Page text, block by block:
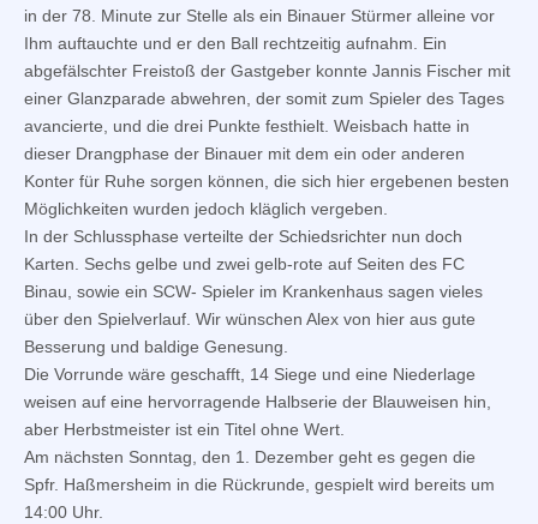
in der 78. Minute zur Stelle als ein Binauer Stürmer alleine vor
Ihm auftauchte und er den Ball rechtzeitig aufnahm. Ein
abgefälschter Freistoß der Gastgeber konnte Jannis Fischer mit
einer Glanzparade abwehren, der somit zum Spieler des Tages
avancierte, und die drei Punkte festhielt. Weisbach hatte in
dieser Drangphase der Binauer mit dem ein oder anderen
Konter für Ruhe sorgen können, die sich hier ergebenen besten
Möglichkeiten wurden jedoch kläglich vergeben.
In der Schlussphase verteilte der Schiedsrichter nun doch
Karten. Sechs gelbe und zwei gelb-rote auf Seiten des FC
Binau, sowie ein SCW- Spieler im Krankenhaus sagen vieles
über den Spielverlauf. Wir wünschen Alex von hier aus gute
Besserung und baldige Genesung.
Die Vorrunde wäre geschafft, 14 Siege und eine Niederlage
weisen auf eine hervorragende Halbserie der Blauweisen hin,
aber Herbstmeister ist ein Titel ohne Wert.
Am nächsten Sonntag, den 1. Dezember geht es gegen die
Spfr. Haßmersheim in die Rückrunde, gespielt wird bereits um
14:00 Uhr.